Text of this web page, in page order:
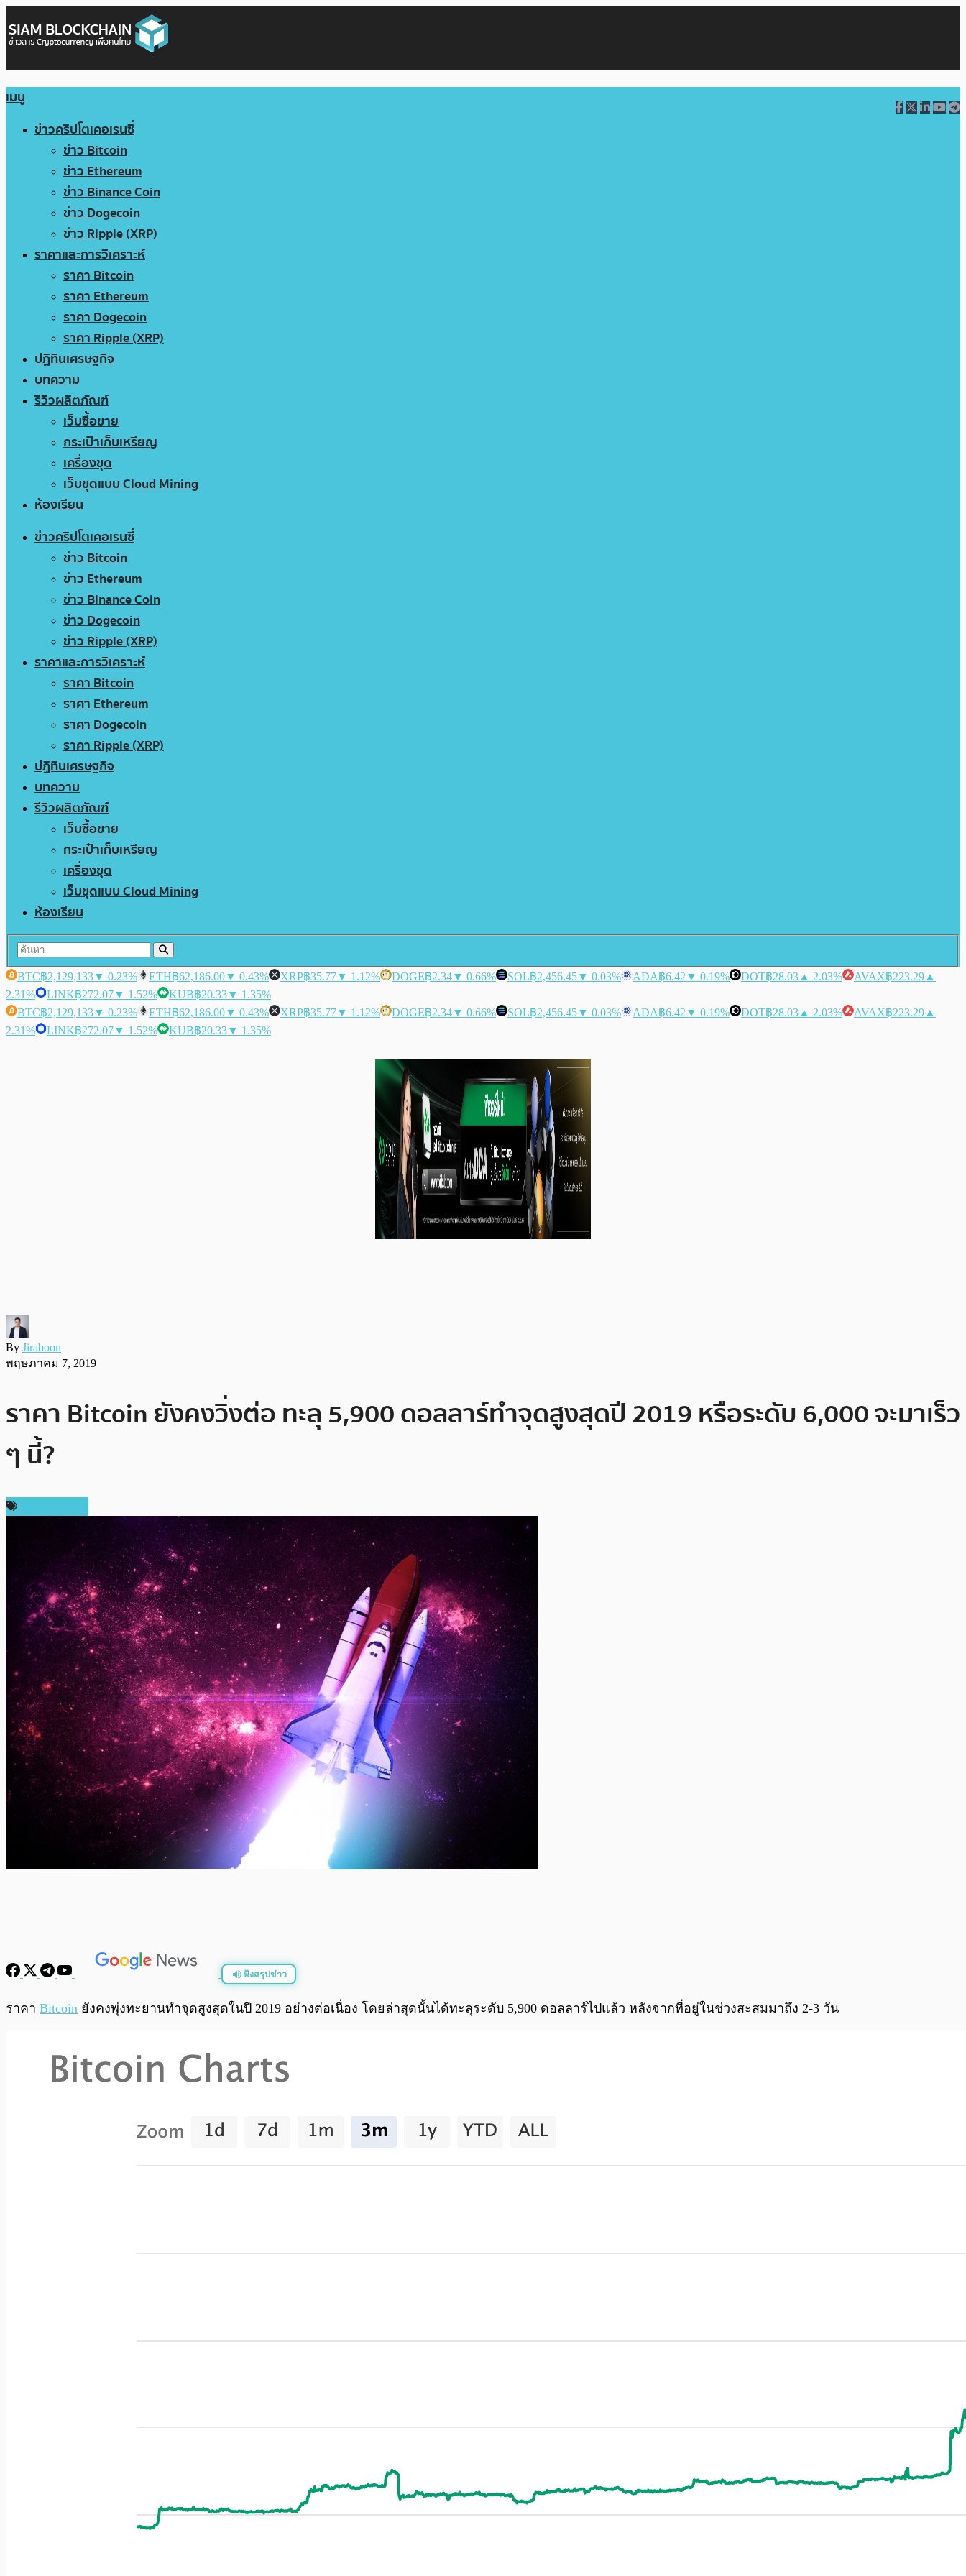
เมนู
ข่าวคริปโตเคอเรนซี่
ข่าว Bitcoin
ข่าว Ethereum
ข่าว Binance Coin
ข่าว Dogecoin
ข่าว Ripple (XRP)
ราคาและการวิเคราะห์
ราคา Bitcoin
ราคา Ethereum
ราคา Dogecoin
ราคา Ripple (XRP)
ปฏิทินเศรษฐกิจ
บทความ
รีวิวผลิตภัณฑ์
เว็บซื้อขาย
กระเป๋าเก็บเหรียญ
เครื่องขุด
เว็บขุดแบบ Cloud Mining
ห้องเรียน
ข่าวคริปโตเคอเรนซี่
ข่าว Bitcoin
ข่าว Ethereum
ข่าว Binance Coin
ข่าว Dogecoin
ข่าว Ripple (XRP)
ราคาและการวิเคราะห์
ราคา Bitcoin
ราคา Ethereum
ราคา Dogecoin
ราคา Ripple (XRP)
ปฏิทินเศรษฐกิจ
บทความ
รีวิวผลิตภัณฑ์
เว็บซื้อขาย
กระเป๋าเก็บเหรียญ
เครื่องขุด
เว็บขุดแบบ Cloud Mining
ห้องเรียน
BTC฿2,129,133▼ 0.23% ETH฿62,186.00▼ 0.43% XRP฿35.77▼ 1.12% DOGE฿2.34▼ 0.66% SOL฿2,456.45▼ 0.03% ADA฿6.42 ▼ 0.19% DOT฿28.03 ▲ 2.03% AVAX฿223.29 ▲
2.31%
LINK฿272.07▼ 1.52% KUB฿20.33▼ 1.35%
BTC฿2,129,133▼ 0.23% ETH฿62,186.00▼ 0.43% XRP฿35.77▼ 1.12% DOGE฿2.34▼ 0.66% SOL฿2,456.45▼ 0.03% ADA฿6.42 ▼ 0.19% DOT฿28.03 ▲ 2.03% AVAX฿223.29 ▲
2.31%
LINK฿272.07▼ 1.52% KUB฿20.33▼ 1.35%
By Jiraboon
พฤษภาคม 7, 2019
ราคา Bitcoin ยังคงวิ่งต่อ ทะลุ 5,900 ดอลลาร์ทำจุดสูงสุดปี 2019 หรือระดับ 6,000 จะมาเร็ว
ๆ นี้?
ฟังสรุปข่าว
พร้อมเล่น
ราคา Bitcoin ยังคงพุ่งทะยานทำจุดสูงสุดในปี 2019 อย่างต่อเนื่อง โดยล่าสุดนั้นได้ทะลุระดับ 5,900 ดอลลาร์ไปแล้ว หลังจากที่อยู่ในช่วงสะสมมาถึง 2-3 วัน